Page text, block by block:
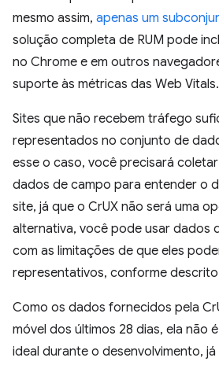
mesmo assim, apenas um
solução completa de RUM pode
no Chrome e em outros
suporte às métricas das Web Vitals.
Sites que não recebem tráfego
representados no conjunto de
esse o caso, você precisará
dados de campo para entender o
site, já que o CrUX não será uma
alternativa, você pode usar dados
com as limitações de que eles
representativos, conforme
Como os dados fornecidos pela
móvel dos últimos 28 dias, ela não
ideal durante o desenvolvimento,